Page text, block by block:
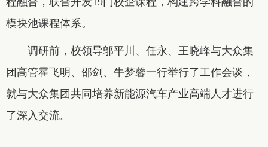
模块池课程体系。
调研前，校领导邬平川、任永、王晓峰与大众集
团高管霍飞明、邵剑、牛梦馨一行举行了工作会谈，
就与大众集团共同培养新能源汽车产业高端人才进行
了深入交流。